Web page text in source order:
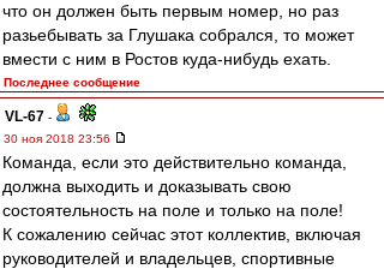
что он должен быть первым номер, но раз
разьебывать за Глушака собрался, то может
вмести с ним в Ростов куда-нибудь ехать.
Последнее сообщение
VL-67 -
30 ноя 2018 23:56
Команда, если это действительно команда,
должна выходить и доказывать свою
состоятельность на поле и только на поле!
К сожалению сейчас этот коллектив, включая
руководителей и владельцев, спортивные